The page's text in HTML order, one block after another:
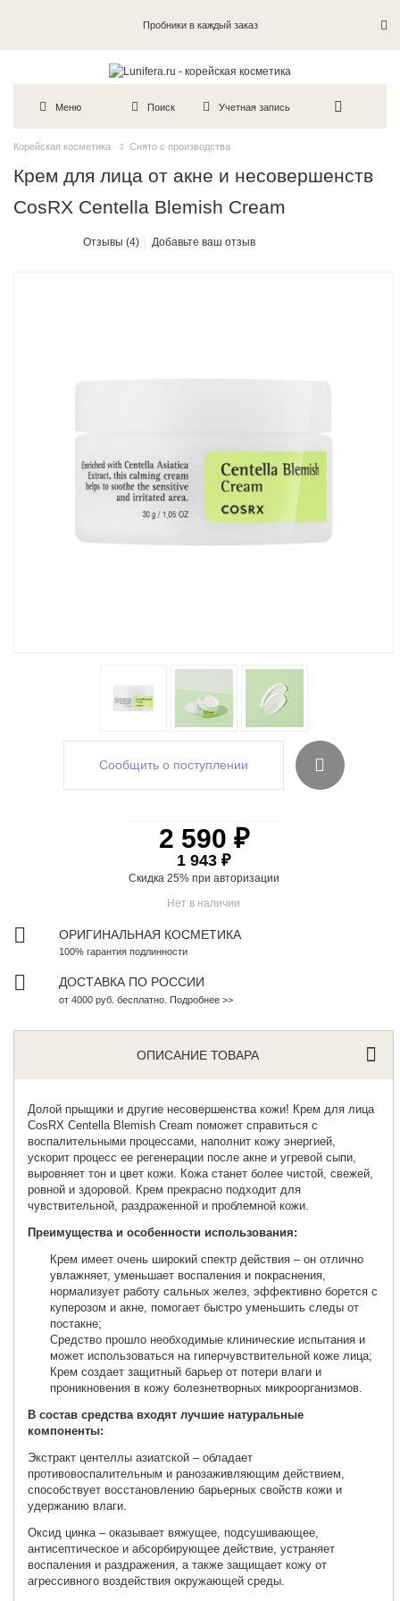
Пробники в каждый заказ
Меню Поиск Учетная запись
Корейская косметика Снято с производства
Крем для лица от акне и несовершенств
CosRX Centella Blemish Cream
Отзывы (4) Добавьте ваш отзыв
Сообщить о поступлении
Нет в наличии
2 590 ₽
1 943 ₽
Скидка 25% при авторизации
ОРИГИНАЛЬНАЯ КОСМЕТИКА
100% гарантия подлинности
ДОСТАВКА ПО РОССИИ
от 4000 руб. бесплатно. Подробнее >>
ОПИСАНИЕ ТОВАРА
Долой прыщики и другие несовершенства кожи! Крем для лица
CosRX Centella Blemish Cream поможет справиться с
воспалительными процессами, наполнит кожу энергией,
ускорит процесс ее регенерации после акне и угревой сыпи,
выровняет тон и цвет кожи. Кожа станет более чистой, свежей,
ровной и здоровой. Крем прекрасно подходит для
чувствительной, раздраженной и проблемной кожи.
Преимущества и особенности использования:
Крем имеет очень широкий спектр действия – он отлично
увлажняет, уменьшает воспаления и покраснения,
нормализует работу сальных желез, эффективно борется с
куперозом и акне, помогает быстро уменьшить следы от
постакне;
Средство прошло необходимые клинические испытания и
может использоваться на гиперчувствительной коже лица;
Крем создает защитный барьер от потери влаги и
проникновения в кожу болезнетворных микроорганизмов.
В состав средства входят лучшие натуральные
компоненты:
Экстракт центеллы азиатской–обладает
противовоспалительным и ранозаживляющим действием,
способствует восстановлению барьерных свойств кожи и
удержанию влаги.
Оксид цинка–оказывает вяжущее, подсушивающее,
антисептическое и абсорбирующее действие, устраняет
воспаления и раздражения, а также защищает кожу от
агрессивного воздействия окружающей среды.